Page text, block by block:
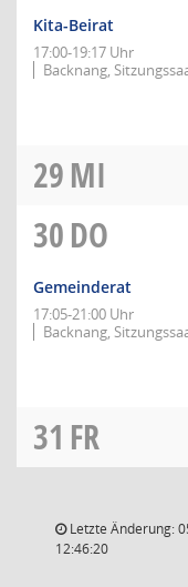
Kita-Beirat
17:00-19:17 Uhr
Backnang,
29MI
30DO
Gemeinderat
17:05-21:00 Uhr
Backnang,
31 FR
Letzte Änderung:
12:46:20